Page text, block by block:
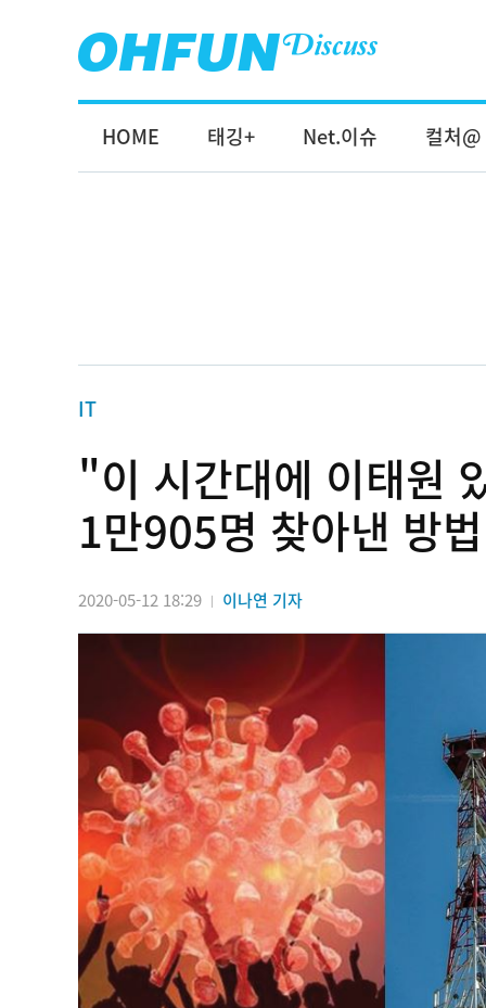
HOME 태깅+ Net.이슈 컬처@
IT
"이 시간대에 이태원
1만905명 찾아낸 방법
2020-05-12 18:29 | 이나연 기자